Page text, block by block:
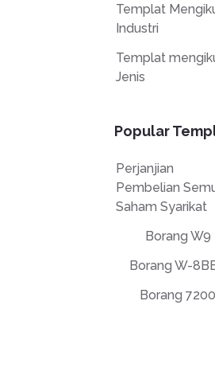
Templat
Industri
Templat
Jenis
Popular
Perjanjian
Pembelian
Saham Syarikat
Borang W9
Borang W-
Borang 7200